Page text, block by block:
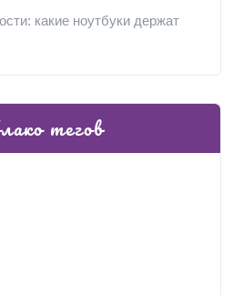
какие ноутбуки держат
тегов